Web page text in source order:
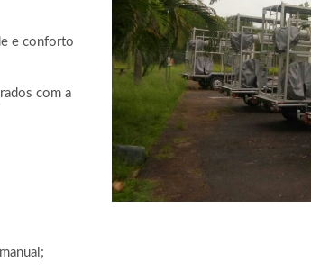
e conforto
com a